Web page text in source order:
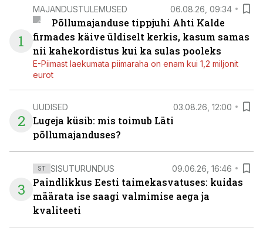
1
MAJANDUSTULEMUSED 06.08.26, 09:34
Põllumajanduse tippjuhi Ahti Kalde
firmades käive üldiselt kerkis, kasum samas
nii kahekordistus kui ka sulas pooleks
E-Piimast laekumata piimaraha on enam kui 1,2 miljonit
eurot
2
UUDISED 03.08.26, 12:00
Lugeja küsib: mis toimub Läti
põllumajanduses?
3
ST SISUTURUNDUS 09.06.26, 16:46
Paindlikkus Eesti taimekasvatuses: kuidas
määrata ise saagi valmimise aega ja
kvaliteeti